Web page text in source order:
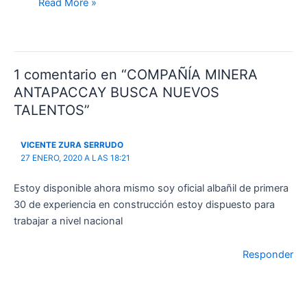
Read More »
1 comentario en “COMPAÑÍA MINERA
ANTAPACCAY BUSCA NUEVOS
TALENTOS”
VICENTE ZURA SERRUDO
27 ENERO, 2020 A LAS 18:21
Estoy disponible ahora mismo soy oficial albañil de primera
30 de experiencia en construcción estoy dispuesto para
trabajar a nivel nacional
Responder